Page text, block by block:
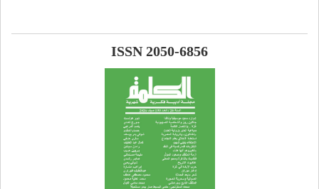
ISSN 2050-6856